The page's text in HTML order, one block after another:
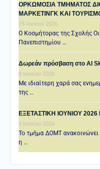
ΟΡΚΩΜΟΣΙΑ ΤΜΗΜΑΤΟΣ
ΜΑΡΚΕΤΙΝΓΚ ΚΑΙ
15 Ιουνίου 2026
Ο Κοσμήτορας της Σχολής
Πανεπιστημίου …
Δωρεάν πρόσβαση στο AI
8 Ιουνίου 2026
Με ιδιαίτερη χαρά σας
της …
ΕΞΕΤΑΣΤΙΚΗ IOYNIOY
3 Ιουνίου 2026
Το τμήμα ΔΟΜΤ ανακοινώνει
η …